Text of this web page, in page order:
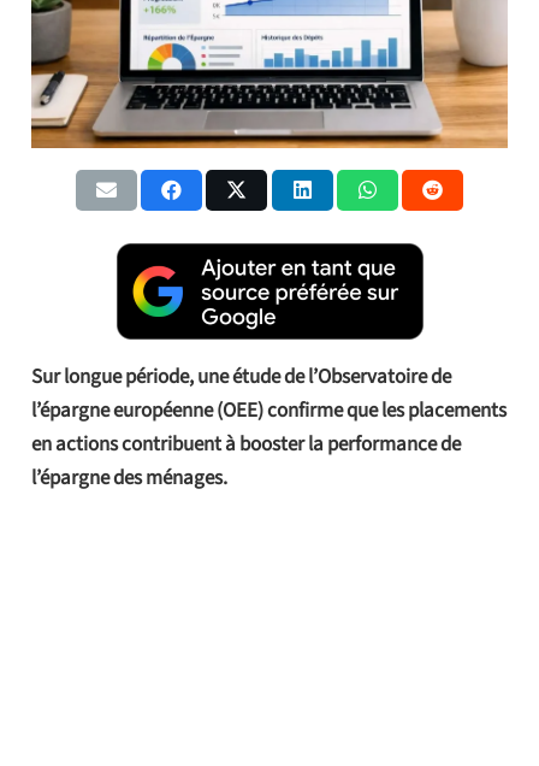
Sur longue période, une étude de l’Observatoire de
l’épargne européenne (OEE) confirme que les placements
en actions contribuent à booster la performance de
l’épargne des ménages.